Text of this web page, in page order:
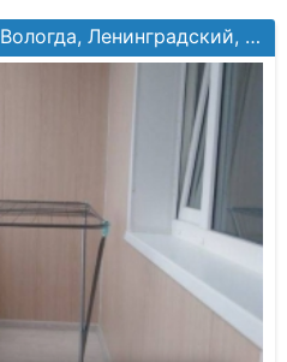
Вологда, Ленинградский, Щетинина ул, №3а